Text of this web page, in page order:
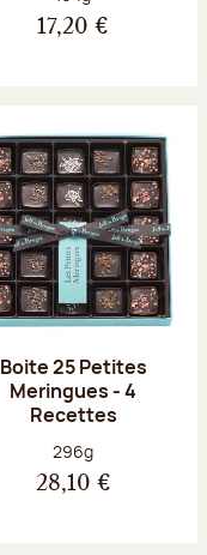
17,20 €
Boite 25 Petites
Meringues - 4
Recettes
Poids net :
296g
28,10 €